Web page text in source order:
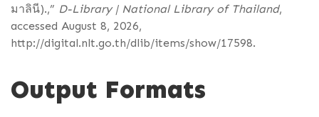
มาลินี).,” D-Library | National Library of Thailand,
accessed August 8, 2026,
http://digital.nlt.go.th/dlib/items/show/17598.
Output Formats